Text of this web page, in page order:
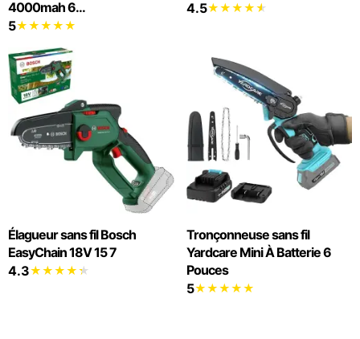
4000mah 6...
5
4.5
Élagueur sans fil Bosch
EasyChain 18V 15 7
4.3
Tronçonneuse sans fil
Yardcare Mini À Batterie 6
Pouces
5